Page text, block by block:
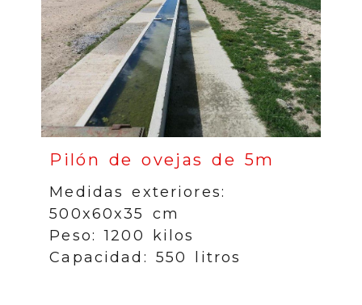
Pilón de ovejas de 5m
Medidas exteriores:
500x60x35 cm
Peso: 1200 kilos
Capacidad: 550 litros